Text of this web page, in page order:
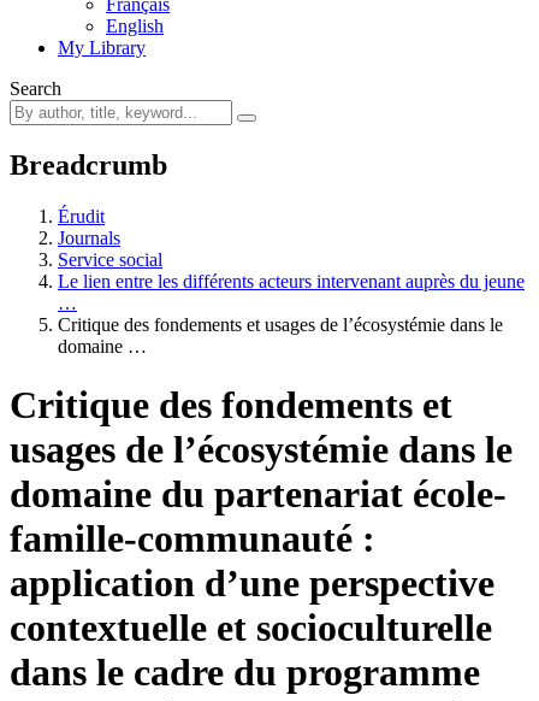
English
My Library
Search
Breadcrumb
Érudit
Journals
Service social
Le lien entre les différents acteurs intervenant auprès du jeune
…
Critique des fondements et usages de l’écosystémie dans le
domaine …
Critique des fondements et
usages de l’écosystémie dans le
domaine du partenariat école-
famille-communauté :
application d’une perspective
contextuelle et socioculturelle
dans le cadre du programme